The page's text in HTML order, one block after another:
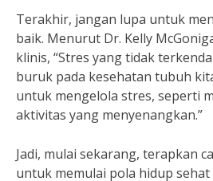
Terakhir, jangan lupa untuk
baik. Menurut Dr. Kelly
klinis, “Stres yang tidak
buruk pada kesehatan tubuh
untuk mengelola stres, seperti
aktivitas yang menyenangkan.”
Jadi, mulai sekarang, terapkan
untuk memulai pola hidup